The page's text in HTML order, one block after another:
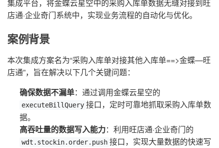
集成平台，将金蝶云星空中的采购入库单数据无缝对接到旺
店通·企业奇门系统中，实现业务流程的自动化与优化。
案例背景
本次集成方案名为“采购入库单对接其他入库单==>金蝶—旺
店通”，旨在解决以下几个关键问题：
确保数据不漏单：通过调用金蝶云星空的
executeBillQuery 接口，定时可靠地抓取采购入库单数
据。
高吞吐量的数据写入能力：利用旺店通·企业奇门的
wdt.stockin.order.push 接口，实现大量数据的快速写